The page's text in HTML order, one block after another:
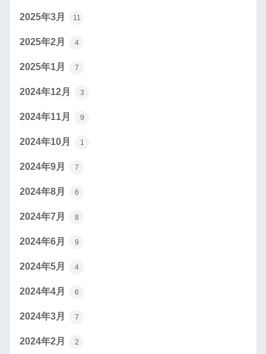
2025年3月 11
2025年2月 4
2025年1月 7
2024年12月 3
2024年11月 9
2024年10月 1
2024年9月 7
2024年8月 6
2024年7月 8
2024年6月 9
2024年5月 4
2024年4月 6
2024年3月 7
2024年2月 2